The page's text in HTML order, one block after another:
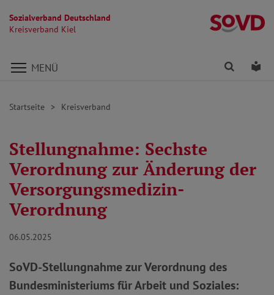
Sozialverband Deutschland
Kreisverband Kiel
Direkt zu den Inhalten springen
MENÜ Finden
Startseite Kreisverband
Stellungnahme: Sechste
Verordnung zur Änderung der
Versorgungsmedizin-
Verordnung
06.05.2025
SoVD-Stellungnahme zur Verordnung des
Bundesministeriums für Arbeit und Soziales: